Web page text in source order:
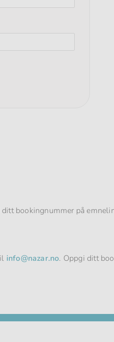
bookingnummer på
info@nazar.no. Oppgi ditt